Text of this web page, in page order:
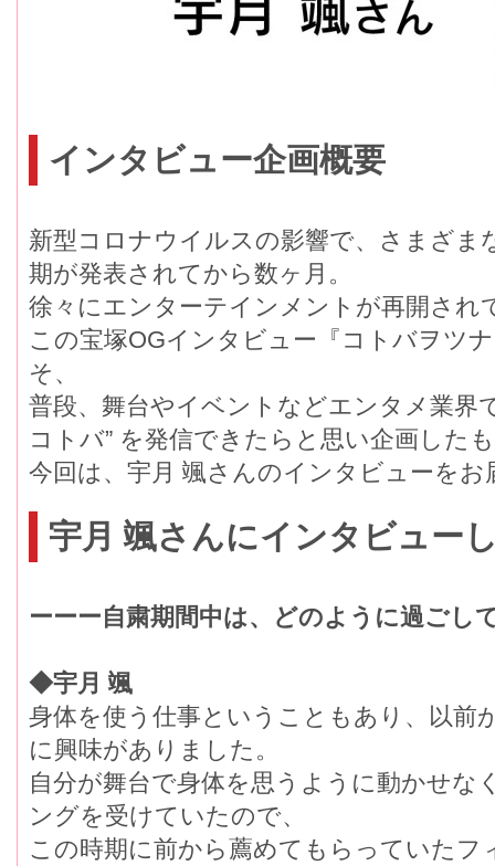
インタビュー企画概要
新型コロナウイルスの影響で、さまざま
期が発表されてから数ヶ月。
徐々にエンターテインメントが再開され
この宝塚OGインタビュー『コトバヲツ
そ、
普段、舞台やイベントなどエンタメ業界
コトバ” を発信できたらと思い企画した
今回は、宇月 颯さんのインタビューをお
宇月 颯さんにインタビュー
ーーー自粛期間中は、どのように過ごし
◆宇月 颯
身体を使う仕事ということもあり、以前
に興味がありました。
自分が舞台で身体を思うように動かせな
ングを受けていたので、
この時期に前から薦めてもらっていた